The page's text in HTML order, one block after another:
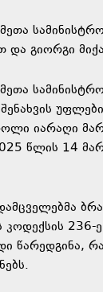
და გიორგი
შენახვის
იარაღი
წლის 14
236-
წარედგინა,